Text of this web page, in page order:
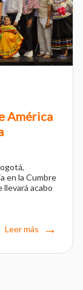
América
en la Cumbre
acabo
Leer más